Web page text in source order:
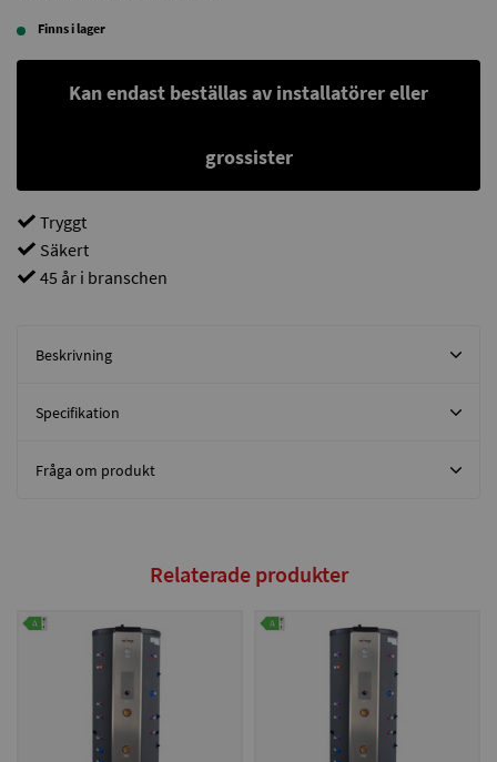
Finns i lager
Kan endast beställas av installatörer eller
grossister
Tryggt
Säkert
45 år i branschen
Beskrivning
Specifikation
Fråga om produkt
Relaterade produkter